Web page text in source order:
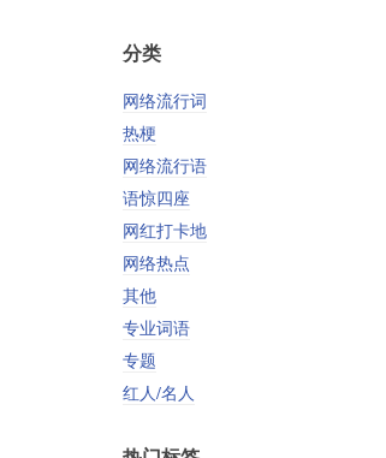
分类
网络流行词
热梗
网络流行语
语惊四座
网红打卡地
网络热点
其他
专业词语
专题
红人/名人